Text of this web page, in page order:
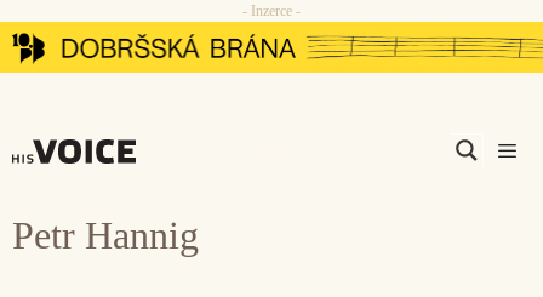
Přeskočit
na
- Inzerce -
Petr Hannig